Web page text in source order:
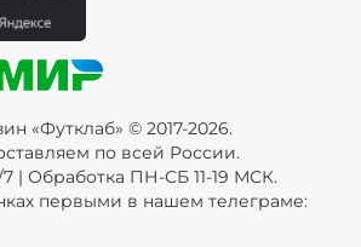
«Футклаб» © 2017-2026.
по всей России.
| Обработка ПН-СБ 11-19 МСК.
первыми в нашем телеграме: